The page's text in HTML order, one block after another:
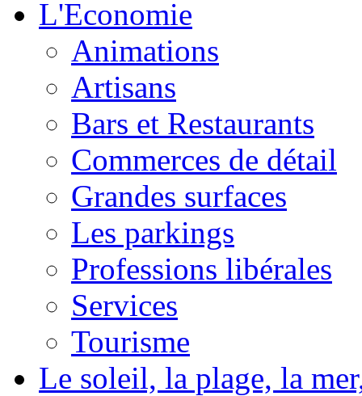
L'Economie
Animations
Artisans
Bars et Restaurants
Commerces de détail
Grandes surfaces
Les parkings
Professions libérales
Services
Tourisme
Le soleil, la plage, la